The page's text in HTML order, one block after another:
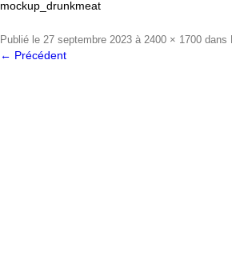
mockup_drunkmeat
Publié le 27 septembre 2023 à 2400 × 1700 dans
← Précédent